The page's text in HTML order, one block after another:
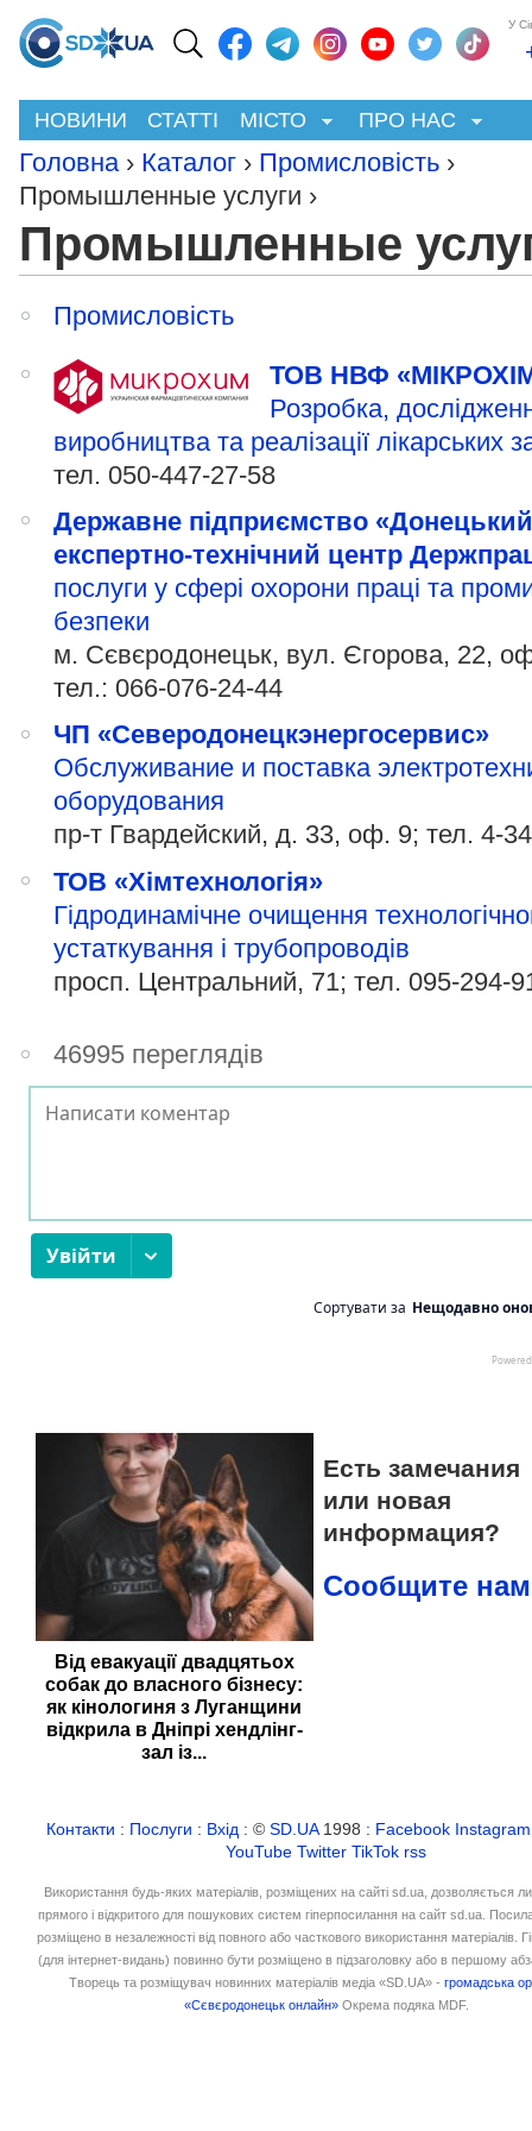
У
НОВИНИ СТАТТІ МІСТО ПРО НАС
Головна › Каталог › Промисловість ›
Промышленные услуги ›
Промышленные
Промисловість
ТОВ НВФ
Розробка,
виробництва та реалізації лікарських
тел.050-447-27-58
Державне підприємство
експертно-технічний центр
послуги у сфері охорони праці та
безпеки
м. Сєвєродонецьк, вул. Єгорова, 22,
тел.:066-076-24-44
ЧП «Северодонецкэнергосервис»
Обслуживание и поставка
оборудования
пр-т Гвардейский, д. 33, оф. 9; тел. 4-
ТОВ «Хімтехнологія»
Гідродинамічне очищення
устаткування і трубопроводів
просп. Центральний, 71; тел.095-294-
46995 переглядів
Від евакуації двадцятьох
собак до власного бізнесу:
як кінологиня з Луганщини
відкрила в Дніпрі хендлінг-
зал із...
Есть замечания
или новая
информация?
Сообщите
Контакти : Послуги : Вхід : ©SD.UA1998 : Facebook Instagram
YouTube Twitter TikTok rss
Використання будь-яких матеріалів, розміщених на сайті sd.ua, дозволяється
прямого і відкритого для пошукових систем гіперпосилання на сайт sd.ua.
розміщено в незалежності від повного або часткового використання матеріалів.
(для інтернет-видань) повинно бути розміщено в підзаголовку або в першому
Творець та розміщувач новинних матеріалів медіа «SD.UA» -громадська
«Сєвєродонецьк онлайн» Окрема подяка MDF.